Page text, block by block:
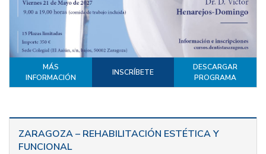
MÁS
INFORMACIÓN
INSCRÍBETE
DESCARGAR
PROGRAMA
ZARAGOZA – REHABILITACIÓN ESTÉTICA Y
FUNCIONAL